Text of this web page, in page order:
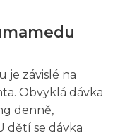
je závislé na
Obvyklá dávka
denně,
dětí se dávka